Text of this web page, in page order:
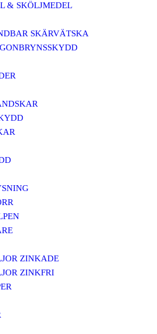
& SKÖLJMEDEL
SKÄRVÄTSKA
ZINKADE
ZINKFRI